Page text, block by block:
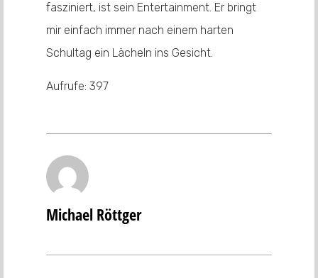
fasziniert, ist sein Entertainment. Er bringt
mir einfach immer nach einem harten
Schultag ein Lächeln ins Gesicht.
Aufrufe: 397
Michael Röttger